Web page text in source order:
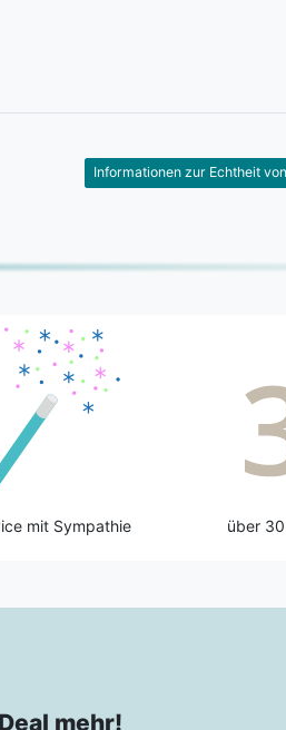
Informationen zur Echtheit
mit Sympathie über
mehr!